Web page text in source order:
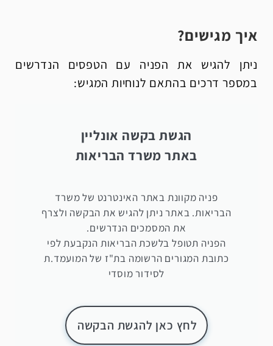
איך מגישים?
ניתן להגיש את הפניה עם הטפסים הנדרשים
במספר דרכים בהתאם לנוחיות המגיש:
הגשת בקשה אונליין
באתר משרד הבריאות
פניה מקוונת באתר האינטרנט של משרד
הבריאות. באתר ניתן להגיש את הבקשה ולצרף
את המסמכים הנדרשים.
הפניה תטופל בלשכת הבריאות הנקבעת לפי
כתובת המגורים הרשומה בת"ז של המועמד.ת
לסידור מוסדי
לחץ כאן להגשת הבקשה